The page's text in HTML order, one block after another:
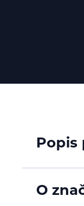
Popis
O